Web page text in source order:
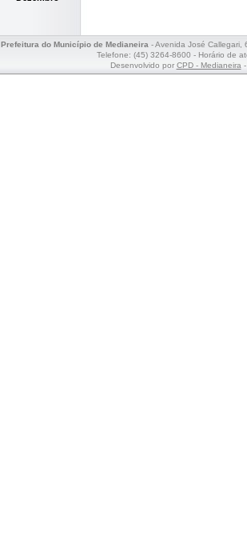
Prefeitura do Município de Medianeira- Avenida José Callegari,
Telefone: (45) 3264-8600 - Horário de
Desenvolvido por CPD - Medianeira-